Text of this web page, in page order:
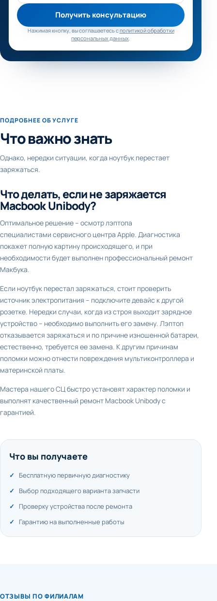
Получить консультацию
Нажимая кнопку, вы соглашаетесь сполитикой обработки
персональных данных.
ПОДРОБНЕЕ ОБ УСЛУГЕ
Что важно знать
Однако, нередки ситуации, когда ноутбук перестает
заряжаться.
Что делать, если не заряжается
Macbook Unibody?
Оптимальное решение – осмотр лэптопа
специалистами сервисного центра Apple. Диагностика
покажет полную картину происходящего, и при
необходимости будет выполнен профессиональный ремонт
Макбука.
Если ноутбук перестал заряжаться, стоит проверить
источник электропитания – подключите девайс к другой
розетке. Нередки случаи, когда из строя выходит зарядное
устройство – необходимо выполнить его замену. Лэптоп
отказывается заряжаться и по причине изношенной батареи,
естественно, требуется ее замена. К другим причинам
поломки можно отнести повреждения мультиконтроллера и
материнской платы.
Мастера нашего СЦ быстро установят характер поломки и
выполнят качественный ремонт Macbook Unibody с
гарантией.
Что вы получаете
Бесплатную первичную диагностику
Выбор подходящего варианта запчасти
Проверку устройства после ремонта
Гарантию на выполненные работы
ОТЗЫВЫ ПО ФИЛИАЛАМ